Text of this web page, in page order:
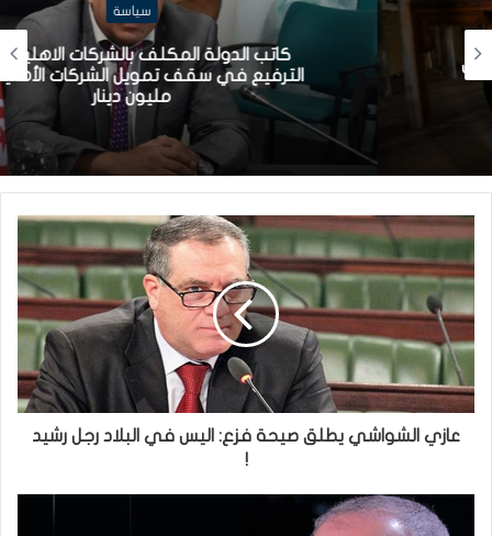
كاتب الدولة المكلف بالشركات الاهلية: قريبا
الترفيع في سقف تمويل الشركات الأهلية إلى
مليون دينار
عازي الشواشي يطلق صيحة فزع: اليس في البلاد رجل رشيد
!